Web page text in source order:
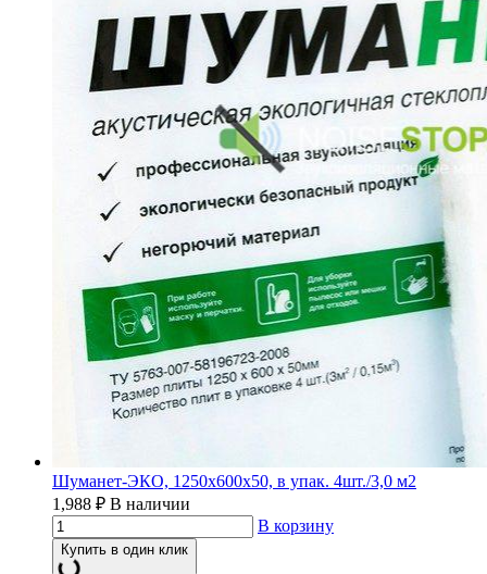
Шуманет-ЭКО, 1250х600х50, в упак. 4шт./3,0 м2
1,988 ₽ В наличии
В корзину
Купить в один клик